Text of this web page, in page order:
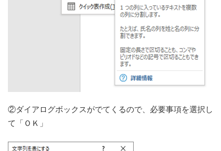
②ダイアログボックスがでてくるので、必要事項を選択し
て「ＯＫ」